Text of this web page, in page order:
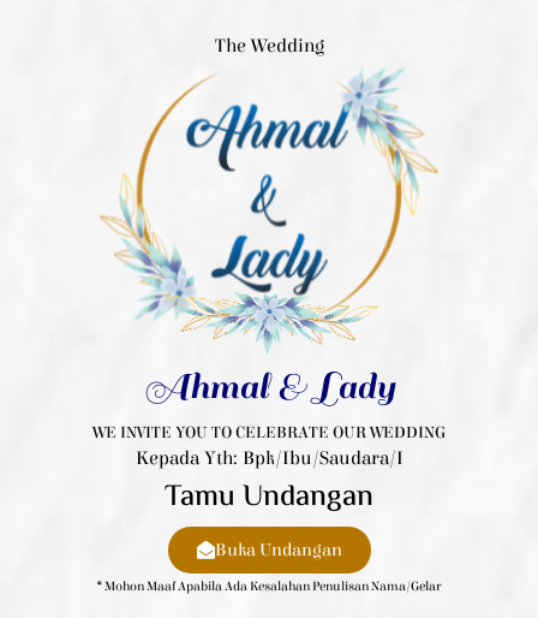
The Wedding
Ahmal & Lady
WE INVITE YOU TO CELEBRATE OUR WEDDING
Kepada Yth: Bpk/Ibu/Saudara/i
Tamu Undangan
Buka Undangan
* Mohon Maaf Apabila Ada Kesalahan Penulisan Nama/gelar